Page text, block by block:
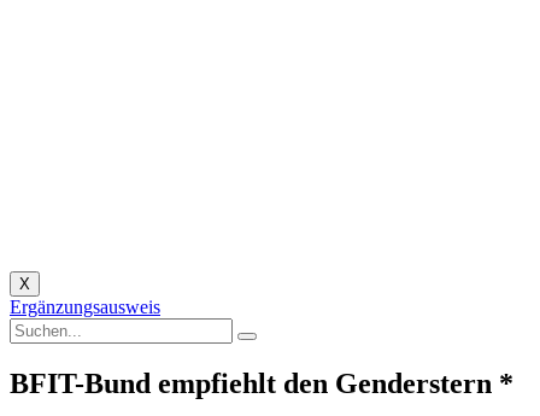
X
Ergänzungsausweis
BFIT-Bund empfiehlt den Genderstern *